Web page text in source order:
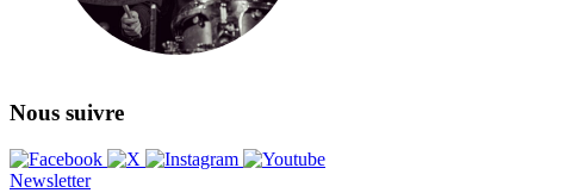
Nous suivre
Newsletter